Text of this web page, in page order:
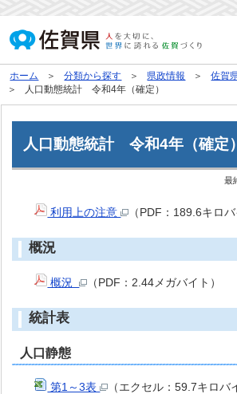
ホーム 分類から探す 県政情報
佐賀
人口動態統計 令和4年（確定）
人口動態統計 令和4年（確定）
最
利用上の注意 （PDF：189.6キロバ
概況
概況 （PDF：2.44メガバイト）
統計表
人口静態
第1～3表
（エクセル：59.7キロバ